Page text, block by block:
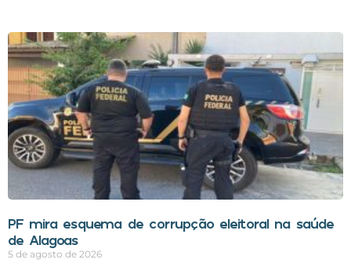
PF mira esquema de corrupção eleitoral na saúde
de Alagoas
5 de agosto de 2026